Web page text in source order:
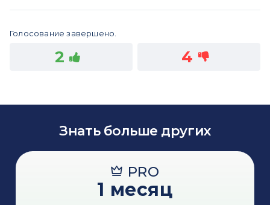
Голосование завершено.
2 4
Знать больше других
PRO
1 месяц